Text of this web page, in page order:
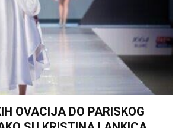
OVACIJA DO PARISKOG